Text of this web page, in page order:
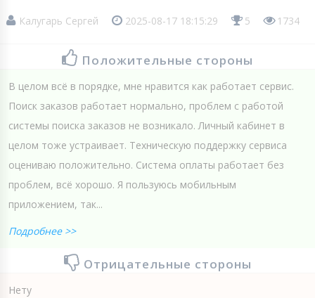
Калугарь Сергей 2025-08-17 18:15:29 5 1734
Положительные стороны
В целом всё в порядке, мне нравится как работает сервис.
Поиск заказов работает нормально, проблем с работой
системы поиска заказов не возникало. Личный кабинет в
целом тоже устраивает. Техническую поддержку сервиса
оцениваю положительно. Система оплаты работает без
проблем, всё хорошо. Я пользуюсь мобильным
приложением, так...
Подробнее >>
Отрицательные стороны
Нету